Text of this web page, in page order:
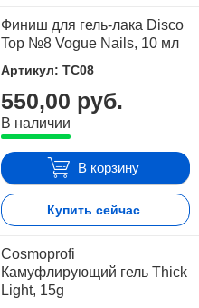
Финиш для гель-лака Disco
Top №8 Vogue Nails, 10 мл
Артикул: TC08
550,00 руб.
В наличии
В корзину
Купить сейчас
Cosmoprofi
Камуфлирующий гель Thick
Light, 15g